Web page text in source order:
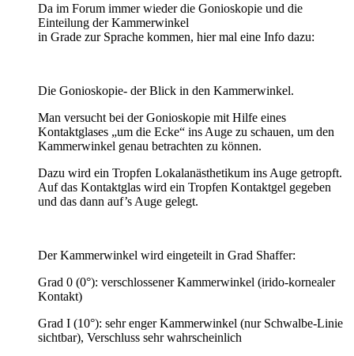
Da im Forum immer wieder die Gonioskopie und die
Einteilung der Kammerwinkel
in Grade zur Sprache kommen, hier mal eine Info dazu:
Die Gonioskopie- der Blick in den Kammerwinkel.
Man versucht bei der Gonioskopie mit Hilfe eines
Kontaktglases „um die Ecke“ ins Auge zu schauen, um den
Kammerwinkel genau betrachten zu können.
Dazu wird ein Tropfen Lokalanästhetikum ins Auge getropft.
Auf das Kontaktglas wird ein Tropfen Kontaktgel gegeben
und das dann auf’s Auge gelegt.
Der Kammerwinkel wird eingeteilt in Grad Shaffer:
Grad 0 (0°): verschlossener Kammerwinkel (irido-kornealer
Kontakt)
Grad I (10°): sehr enger Kammerwinkel (nur Schwalbe-Linie
sichtbar), Verschluss sehr wahrscheinlich